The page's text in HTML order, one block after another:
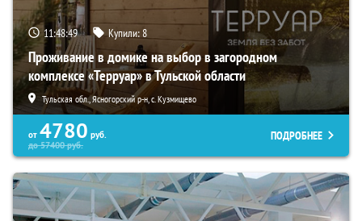
11:48:47 Купили:8
Проживание в домике на выбор в загородном
комплексе «Терруар» в Тульской области
Тульская обл., Ясногорский р-н, с. Кузмищево
от 4780 руб.
до57400руб.
ПОДРОБНЕЕ